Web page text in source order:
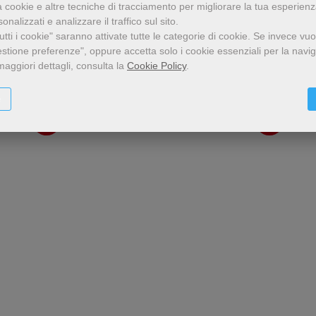
cookie e altre tecniche di tracciamento per migliorare la tua
e analizzare il traffico sul sito.
i cookie" saranno attivate tutte le categorie di cookie. Se invece
preferenze", oppure accetta solo i cookie essenziali per la
dettagli, consulta la Cookie Policy.
amata ma anche la più
Quante volte ci
di lamentarci per le
mille incombenze ch
Pensieri per ogni
giorno
Antonio Bertazzo
amata ma anche la più
capita di lamentarci per
mille incombenze ch
giorno
Antonio Bertazzo